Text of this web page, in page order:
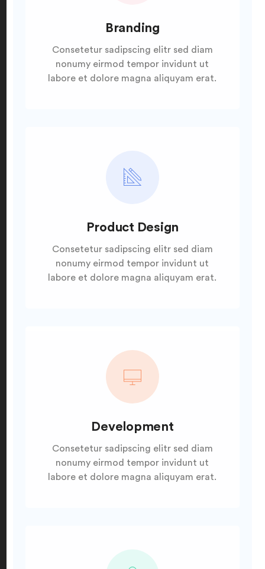
Branding
Consetetur sadipscing elitr sed diam
nonumy eirmod tempor invidunt ut
labore et dolore magna aliquyam erat.
Product Design
Consetetur sadipscing elitr sed diam
nonumy eirmod tempor invidunt ut
labore et dolore magna aliquyam erat.
Development
Consetetur sadipscing elitr sed diam
nonumy eirmod tempor invidunt ut
labore et dolore magna aliquyam erat.